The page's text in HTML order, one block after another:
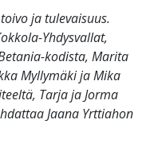
ja tulevaisuus.
Yhdysvallat,
kodista, Marita
Myllymäki ja Mika
Tarja ja Jorma
Jaana Yrttiahon